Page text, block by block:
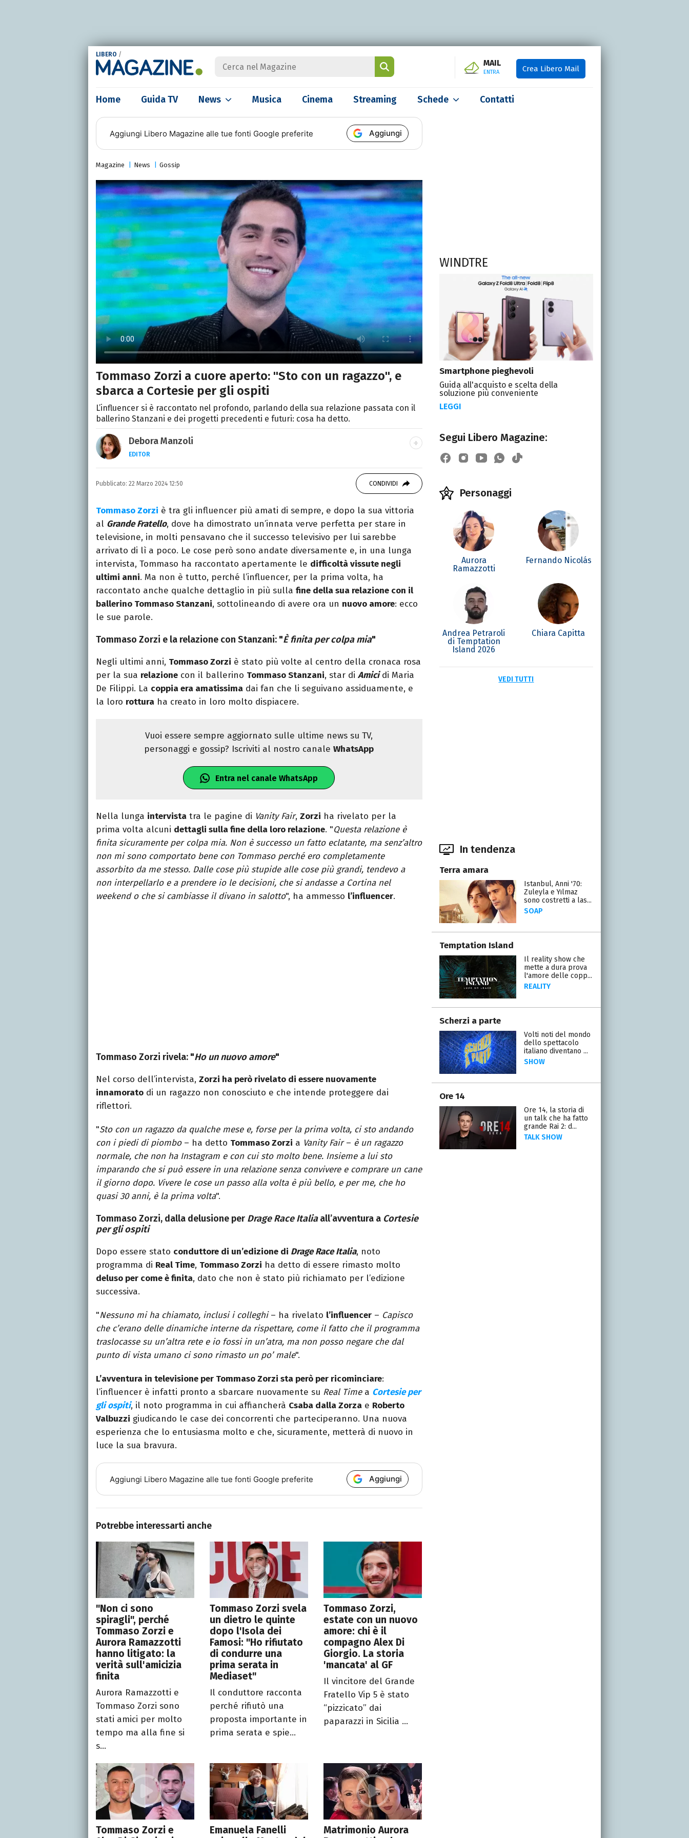
LIBERO /
MAIL
ENTRA Crea Libero Mail
Home Guida TV News Musica Cinema Streaming Schede Contatti
Aggiungi Libero Magazine alle tue fonti Google preferite Aggiungi
Magazine News Gossip
Tommaso Zorzi a cuore aperto: "Sto con un ragazzo", e
sbarca a Cortesie per gli ospiti
L’influencer si è raccontato nel profondo, parlando della sua relazione passata con il
ballerino Stanzani e dei progetti precedenti e futuri: cosa ha detto.
Debora Manzoli
EDITOR
LINKEDIN
INSTAGRAM FACEBOOK SITO
Scrittrice, copywriter, editor e pubblicista mantovana, laureata in
Lettere, Cinema e Tv. Ha due libri all’attivo e ama la scrittura alla
follia.
Pubblicato: 22 Marzo 2024 12:50 CONDIVIDI
Tommaso Zorzi è tra gli influencer più amati di sempre, e dopo la sua vittoria
al Grande Fratello, dove ha dimostrato un’innata verve perfetta per stare in
televisione, in molti pensavano che il successo televisivo per lui sarebbe
arrivato di lì a poco. Le cose però sono andate diversamente e, in una lunga
intervista, Tommaso ha raccontato apertamente le difficoltà vissute negli
ultimi anni. Ma non è tutto, perché l’influencer, per la prima volta, ha
raccontato anche qualche dettaglio in più sulla fine della sua relazione con il
ballerino Tommaso Stanzani, sottolineando di avere ora un nuovo amore: ecco
le sue parole.
Tommaso Zorzi e la relazione con Stanzani: "È finita per colpa mia"
Negli ultimi anni, Tommaso Zorzi è stato più volte al centro della cronaca rosa
per la sua relazione con il ballerino Tommaso Stanzani, star di Amicidi Maria
De Filippi. La coppia era amatissima dai fan che li seguivano assiduamente, e
la loro rottura ha creato in loro molto dispiacere.
Vuoi essere sempre aggiornato sulle ultime news su TV,
personaggi e gossip? Iscriviti al nostro canaleWhatsApp
Entra nel canale WhatsApp
Nella lunga intervista tra le pagine di Vanity Fair, Zorzi ha rivelato per la
prima volta alcuni dettagli sulla fine della loro relazione. "Questa relazione è
finita sicuramente per colpa mia. Non è successo un fatto eclatante, ma senz’altro
non mi sono comportato bene con Tommaso perché ero completamente
assorbito da me stesso. Dalle cose più stupide alle cose più grandi, tendevo a
non interpellarlo e a prendere io le decisioni, che si andasse a Cortina nel
weekend o che si cambiasse il divano in salotto", ha ammesso l’influencer.
Tommaso Zorzi rivela: "Ho un nuovo amore"
Nel corso dell’intervista, Zorzi ha però rivelato di essere nuovamente
innamorato di un ragazzo non conosciuto e che intende proteggere dai
riflettori.
"Sto con un ragazzo da qualche mese e, forse per la prima volta, ci sto andando
con i piedi di piombo– ha detto Tommaso Zorzi a Vanity Fair– è un ragazzo
normale, che non ha Instagram e con cui sto molto bene. Insieme a lui sto
imparando che si può essere in una relazione senza convivere e comprare un cane
il giorno dopo. Vivere le cose un passo alla volta è più bello, e per me, che ho
quasi 30 anni, è la prima volta".
Tommaso Zorzi, dalla delusione per Drage Race Italiaall’avventura a Cortesie
per gli ospiti
Dopo essere stato conduttore di un’edizione di Drage Race Italia, noto
programma di Real Time, Tommaso Zorzi ha detto di essere rimasto molto
deluso per come è finita, dato che non è stato più richiamato per l’edizione
successiva.
"Nessuno mi ha chiamato, inclusi i colleghi– ha rivelato l’influencer – Capisco
che c’erano delle dinamiche interne da rispettare, come il fatto che il programma
traslocasse su un’altra rete e io fossi in un’atra, ma non posso negare che dal
punto di vista umano ci sono rimasto un po’ male".
L’avventura in televisione per Tommaso Zorzi sta però per ricominciare:
l’influencer è infatti pronto a sbarcare nuovamente su Real Timea Cortesie per
gli ospiti, il noto programma in cui affiancherà Csaba dalla Zorza e Roberto
Valbuzzi giudicando le case dei concorrenti che parteciperanno. Una nuova
esperienza che lo entusiasma molto e che, sicuramente, metterà di nuovo in
luce la sua bravura.
Aggiungi Libero Magazine alle tue fonti Google preferite Aggiungi
Potrebbe interessarti anche
"Non ci sono
spiragli", perché
Tommaso Zorzi e
Aurora Ramazzotti
hanno litigato: la
verità sull'amicizia
finita
Aurora Ramazzotti e
Tommaso Zorzi sono
stati amici per molto
tempo ma alla fine si
s...
Tommaso Zorzi svela
un dietro le quinte
dopo l'Isola dei
Famosi: "Ho rifiutato
di condurre una
prima serata in
Mediaset"
Il conduttore racconta
perché rifiutò una
proposta importante in
prima serata e spie...
Tommaso Zorzi,
estate con un nuovo
amore: chi è il
compagno Alex Di
Giorgio. La storia
'mancata' al GF
Il vincitore del Grande
Fratello Vip 5 è stato
“pizzicato” dai
paparazzi in Sicilia ...
Tommaso Zorzi e
Emanuela Fanelli
Matrimonio Aurora
WINDTRE
Smartphone pieghevoli
Guida all'acquisto e scelta della
soluzione più conveniente
LEGGI
Segui Libero Magazine:
Personaggi
Aurora
Ramazzotti
Fernando Nicolás
Andrea Petraroli
di Temptation
Island 2026
Chiara Capitta
VEDI TUTTI
In tendenza
Terra amara
Istanbul, Anni '70:
Zuleyla e Yılmaz
sono costretti a las...
SOAP
Temptation Island
Il reality show che
mette a dura prova
l'amore delle copp...
REALITY
Scherzi a parte
Volti noti del mondo
dello spettacolo
italiano diventano ...
SHOW
Ore 14
Ore 14, la storia di
un talk che ha fatto
grande Rai 2: d...
TALK SHOW